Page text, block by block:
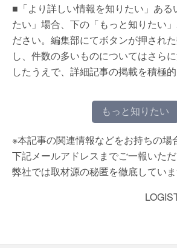
■「より詳しい情報を知りたい」ある
たい」場合、下の「もっと知りたい
ださい。編集部にてボタンが押され
し、件数の多いものについてはさら
したうえで、詳細記事の掲載を積極的
もっと知りたい
※本記事の関連情報などをお持ちの場
下記メールアドレスまでご一報いただ
弊社では取材源の秘匿を徹底していま